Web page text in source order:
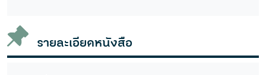
รายละเอียดหนังสือ